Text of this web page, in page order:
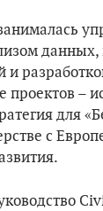
проектов –
для
с